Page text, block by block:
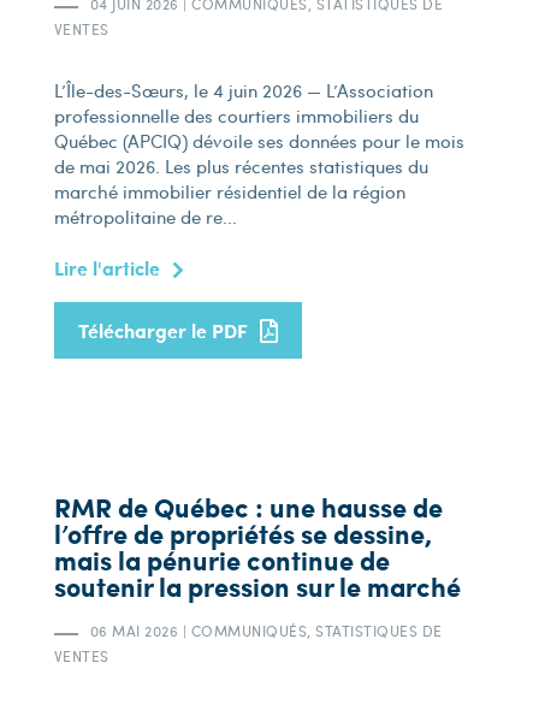
VENTES
L’Île-des-Sœurs, le 4 juin 2026 — L’Association
professionnelle des courtiers immobiliers du
Québec (APCIQ) dévoile ses données pour le mois
de mai 2026. Les plus récentes statistiques du
marché immobilier résidentiel de la région
métropolitaine de re...
Lire l'article
Télécharger le PDF
RMR de Québec : une hausse de
l’offre de propriétés se dessine,
mais la pénurie continue de
soutenir la pression sur le marché
06 MAI 2026 | COMMUNIQUÉS, STATISTIQUES DE
VENTES